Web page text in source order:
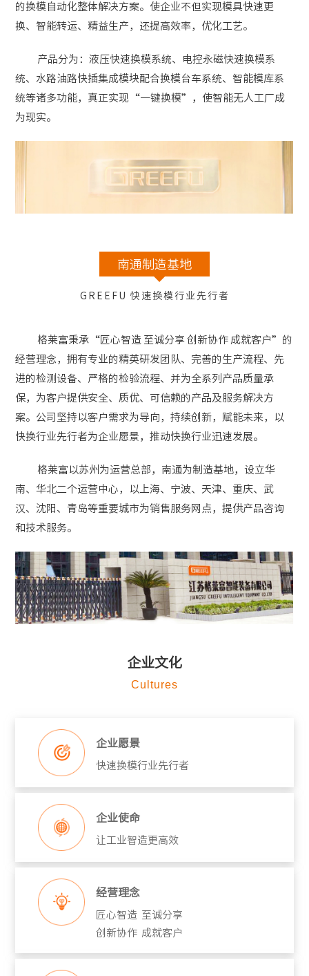
的换模自动化整体解决方案。使企业不但实现模具快速更
换、智能转运、精益生产，还提高效率，优化工艺。
产品分为：液压快速换模系统、电控永磁快速换模系
统、水路油路快插集成模块配合换模台车系统、智能模库系
统等诸多功能，真正实现“一键换模”，使智能无人工厂成
为现实。
南通制造基地
GREEFU 快速换模行业先行者
格莱富秉承“匠心智造 至诚分享 创新协作 成就客户”的
经营理念，拥有专业的精英研发团队、完善的生产流程、先
进的检测设备、严格的检验流程、并为全系列产品质量承
保，为客户提供安全、质优、可信赖的产品及服务解决方
案。公司坚持以客户需求为导向，持续创新，赋能未来，以
快换行业先行者为企业愿景，推动快换行业迅速发展。
格莱富以苏州为运营总部，南通为制造基地，设立华
南、华北二个运营中心，以上海、宁波、天津、重庆、武
汉、沈阳、青岛等重要城市为销售服务网点，提供产品咨询
和技术服务。
企业文化
Cultures
企业愿景
快速换模行业先行者
企业使命
让工业智造更高效
经营理念
匠心智造 至诚分享
创新协作 成就客户